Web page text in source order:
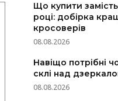
Що купити
році: добірка
кросоверів
08.08.2026
Навіщо потрібні
склі над
08.08.2026